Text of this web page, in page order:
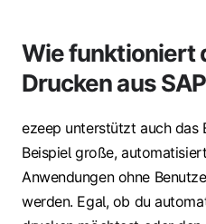
Wie funktioniert
Drucken aus
ezeep unterstützt auch das
Beispiel große,
Anwendungen ohne
werden. Egal, ob du